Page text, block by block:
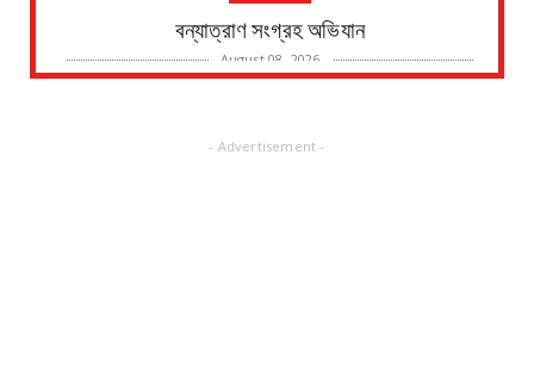
বন্যাত্রাণ সংগ্রহ অভিযান
August 08, 2026
নদীর পাড় থেকে এক ব্যক্তির মৃতদেহ উদ্ধারের ঘটনায়
চাঞ্চল্য
- Advertisement -